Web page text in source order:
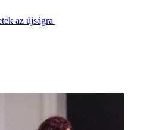
az újságra